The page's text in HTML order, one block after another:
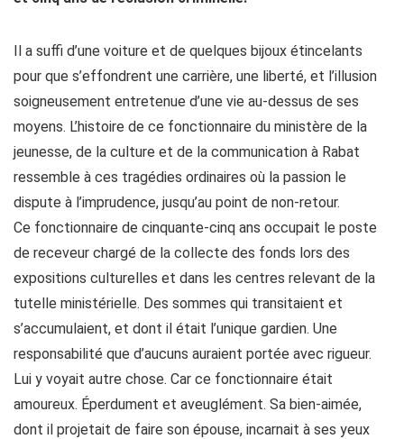
Il a suffi d’une voiture et de quelques bijoux étincelants
pour que s’effondrent une carrière, une liberté, et l’illusion
soigneusement entretenue d’une vie au-dessus de ses
moyens. L’histoire de ce fonctionnaire du ministère de la
jeunesse, de la culture et de la communication à Rabat
ressemble à ces tragédies ordinaires où la passion le
dispute à l’imprudence, jusqu’au point de non-retour.
Ce fonctionnaire de cinquante-cinq ans occupait le poste
de receveur chargé de la collecte des fonds lors des
expositions culturelles et dans les centres relevant de la
tutelle ministérielle. Des sommes qui transitaient et
s’accumulaient, et dont il était l’unique gardien. Une
responsabilité que d’aucuns auraient portée avec rigueur.
Lui y voyait autre chose. Car ce fonctionnaire était
amoureux. Éperdument et aveuglément. Sa bien-aimée,
dont il projetait de faire son épouse, incarnait à ses yeux